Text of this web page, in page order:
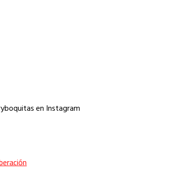
en Instagram